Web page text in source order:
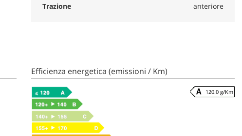
Trazione
anteriore
Efficienza energetica (emissioni / Km)
120.0 g/Km